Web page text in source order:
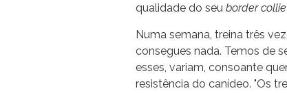
qualidade do seu border collie
Numa semana, treina três
consegues nada. Temos de
esses, variam, consoante
resistência do canídeo. "Os